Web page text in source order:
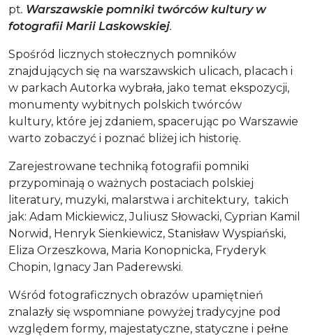
pt. Warszawskie pomniki twórców kultury w
fotografii Marii Laskowskiej.
Spośród licznych stołecznych pomników
znajdujących się na warszawskich ulicach, placach i
w parkach Autorka wybrała, jako temat ekspozycji,
monumenty wybitnych polskich twórców
kultury, które jej zdaniem, spacerując po Warszawie
warto zobaczyć i poznać bliżej ich historię.
Zarejestrowane techniką fotografii pomniki
przypominają o ważnych postaciach polskiej
literatury, muzyki, malarstwa i architektury, takich
jak: Adam Mickiewicz, Juliusz Słowacki, Cyprian Kamil
Norwid, Henryk Sienkiewicz, Stanisław Wyspiański,
Eliza Orzeszkowa, Maria Konopnicka, Fryderyk
Chopin, Ignacy Jan Paderewski.
Wśród fotograficznych obrazów upamiętnień
znalazły się wspomniane powyżej tradycyjne pod
względem formy, majestatyczne, statyczne i pełne